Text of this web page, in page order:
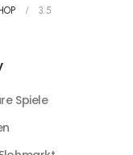
3.5
Spiele